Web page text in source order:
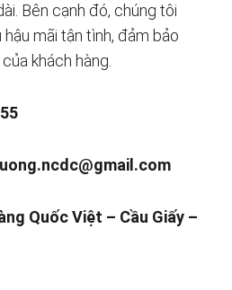
Bên cạnh đó, chúng tôi
mãi tận tình, đảm bảo
khách hàng.
Quốc Việt – Cầu Giấy –